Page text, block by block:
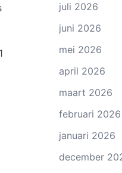
juli 2026
juni 2026
mei 2026
april 2026
maart 2026
februari 2026
januari 2026
december